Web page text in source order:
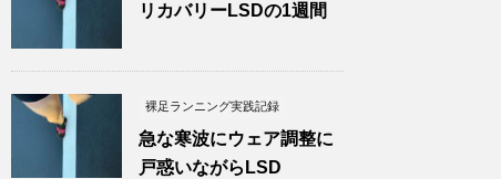
リカバリーLSDの1週間
裸足ランニング実践記録
急な寒波にウェア調整に
戸惑いながらLSD